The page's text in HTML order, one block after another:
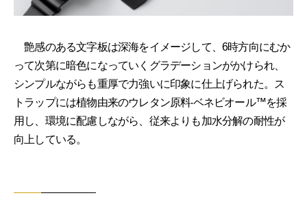
艶感のある文字板は深海をイメージして、6時方向にむか
って次第に暗色になっていくグラデーションがかけられ、
シンプルながらも重厚で力強いに印象に仕上げられた。ス
トラップには植物由来のウレタン原料‧ベネビオール™を採
用し、環境に配慮しながら、従来よりも加水分解の耐性が
向上している。